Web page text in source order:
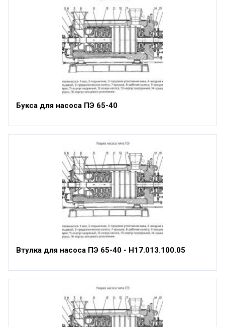
Букса для насоса ПЭ 65-40
Втулка для насоса ПЭ 65-40 - Н17.013.100.05